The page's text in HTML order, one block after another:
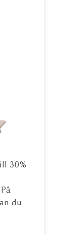
30%
du